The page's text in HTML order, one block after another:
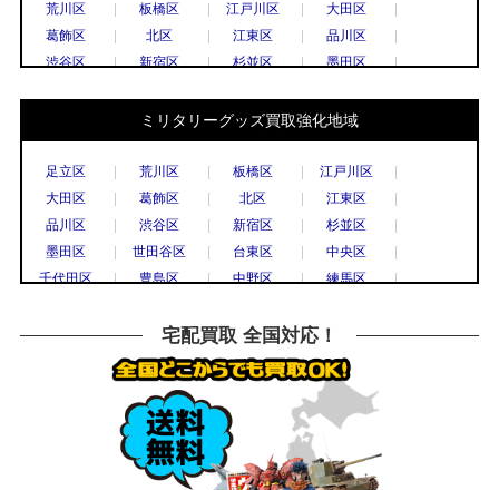
荒川区
板橋区 江戸川区
大田区
葛飾区
北区 江東区
品川区
渋谷区
新宿区 杉並区
墨田区
中野区 練馬区
文京区
港区
目黒区 国立市
小金井市
国分寺市
小平市 立川市
調布市
西東京市
八王子市 東村山市
日野市
府中市
三鷹市 武蔵野市
上尾市
春日部市
久喜市 熊谷市
越谷市
秩父市
所沢市 戸田市
新座市
鎌倉市 川崎市
相模原市
横須賀市 横浜市
宇都宮市
高崎市 前橋市
古河市
水戸市
ミリタリーグッズ買取強化地域
足立区 荒川区 板橋区
江戸川区
大田区
葛飾区 北区
江東区
品川区
渋谷区 新宿区
杉並区
墨田区
世田谷区 台東区
中央区
千代田区
豊島区 中野区
練馬区
横浜市
川崎市 川口市
越谷市
戸田市 さいたま市
所沢市
市川市 柏市
松戸市
高崎市 小山市
宅配買取 全国対応！